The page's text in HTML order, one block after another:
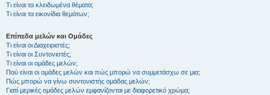
Τι είναι τα κλειδωμένα θέματα;
Τι είναι τα εικονίδια θεμάτων;
Επίπεδα μελών και Ομάδες
Τι είναι οι Διαχειριστές;
Τι είναι οι Συντονιστές;
Τι είναι οι ομάδες μελών;
Πού είναι οι ομάδες μελών και πώς μπορώ να συμμετάσχω σε μια;
Πώς μπορώ να γίνω συντονιστής ομάδας μελών;
Γιατί μερικές ομάδες μελών εμφανίζονται με διαφορετικό χρώμα;